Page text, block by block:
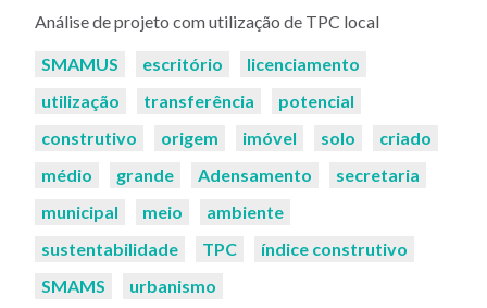
Análise de projeto com utilização de TPC local
Palavras-
SMAMUS escritório
licenciamento
utilização
transferência
potencial
construtivo
origem imóvel solo
criado
médio
grande Adensamento
secretaria
municipal
meio
ambiente
sustentabilidade
TPC
índice construtivo
SMAMS
urbanismo